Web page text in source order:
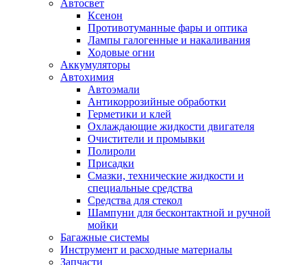
Автосвет
Ксенон
Противотуманные фары и оптика
Лампы галогенные и накаливания
Ходовые огни
Аккумуляторы
Автохимия
Автоэмали
Антикоррозийные обработки
Герметики и клей
Охлаждающие жидкости двигателя
Очистители и промывки
Полироли
Присадки
Смазки, технические жидкости и
специальные средства
Средства для стекол
Шампуни для бесконтактной и ручной
мойки
Багажные системы
Инструмент и расходные материалы
Запчасти